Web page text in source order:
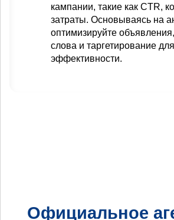
кампании, такие как CTR,
затраты. Основываясь на
оптимизируйте
слова и таргетирование
эффективности.
Официальное